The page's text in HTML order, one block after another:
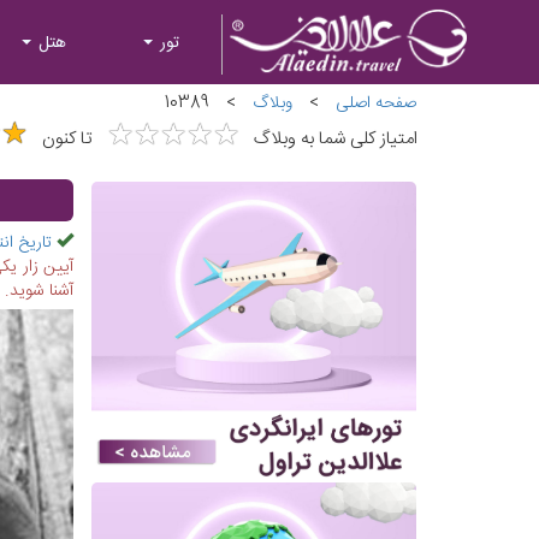
تور هتل
صفحه اصلی > وبلاگ >
10389
امتیاز کلی شما به وبلاگ ★★★★★
★★★★★ تا کنون ★
★
تاریخ
آیین زار
آشنا شوید.